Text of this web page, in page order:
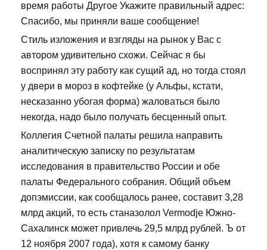
время работы Другое Укажите правильный адрес:
Спасибо, мы приняли ваше сообщение!
Стиль изложения и взгляды на рынок у Вас с
автором удивительно схожи. Сейчас я бы
воспринял эту работу как сущий ад, но тогда стоял
у двери в мороз в кофтейке (у Альфы, кстати,
несказанно убогая форма) жаловаться было
некогда, надо было получать бесценный опыт.
Коллегия Счетной палаты решила направить
аналитическую записку по результатам
исследования в правительство России и обе
палаты Федерального собрания. Общий объем
допэмиссии, как сообщалось ранее, составит 3,28
млрд акций, то есть станазолол Vermodje Южно-
Сахалинск может привлечь 29,5 млрд рублей. Ъ от
12 ноября 2007 года), хотя к самому банку